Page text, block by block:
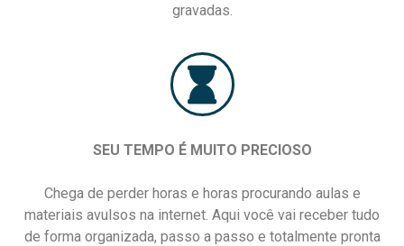
gravadas.
SEU TEMPO É MUITO PRECIOSO
Chega de perder horas e horas procurando aulas e
materiais avulsos na internet. Aqui você vai receber tudo
de forma organizada, passo a passo e totalmente pronta